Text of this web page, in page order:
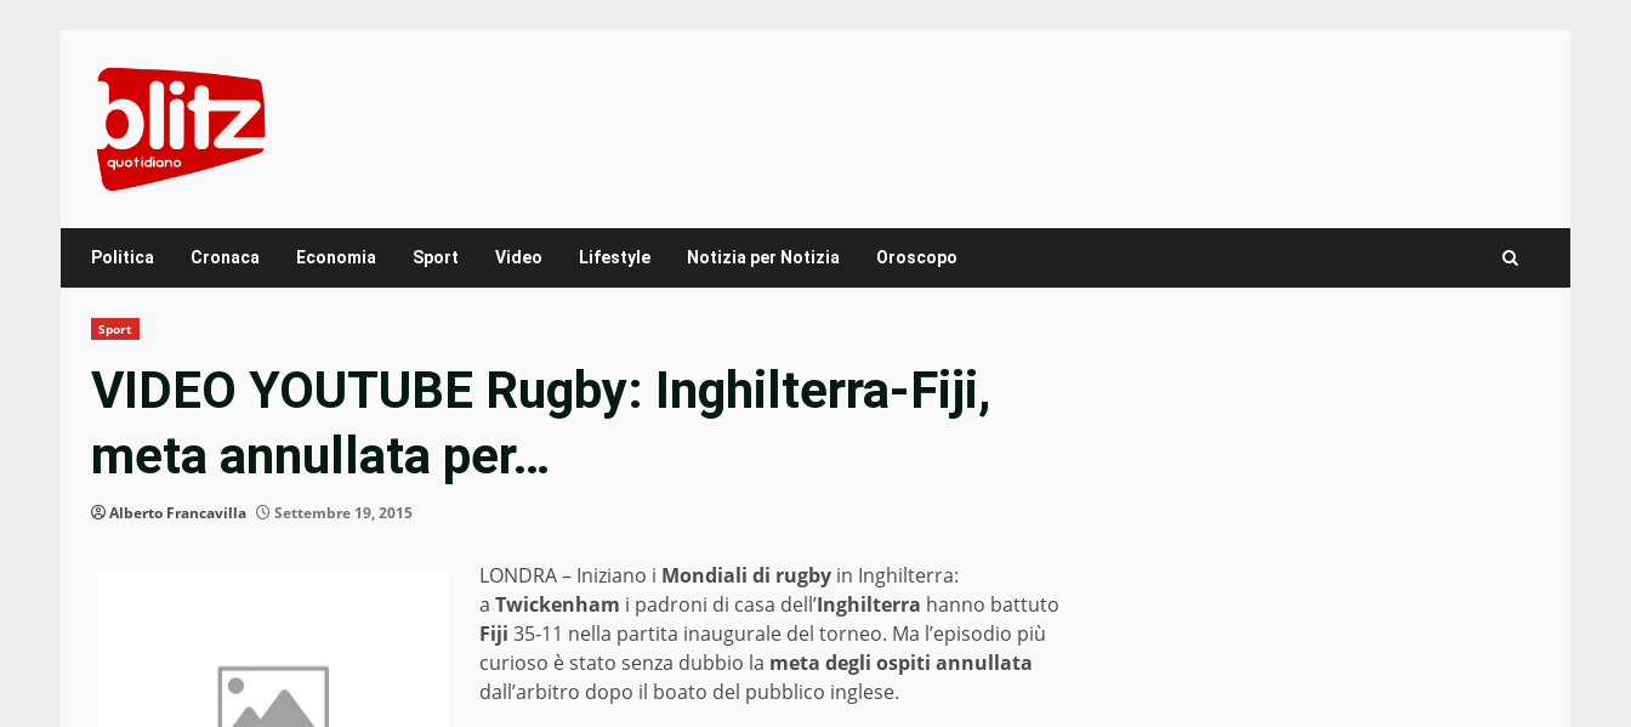
content
Politica Cronaca Economia Sport Video Lifestyle Notizia per Notizia Oroscopo
Sport
VIDEO YOUTUBE Rugby: Inghilterra-Fiji,
meta annullata per…
Alberto Francavilla Settembre 19, 2015
LONDRA – Iniziano i Mondiali di rugby in Inghilterra:
a Twickenham i padroni di casa dell’Inghilterra hanno battuto
Fiji 35-11 nella partita inaugurale del torneo. Ma l’episodio più
curioso è stato senza dubbio la meta degli ospiti annullata
dall’arbitro dopo il boato del pubblico inglese.